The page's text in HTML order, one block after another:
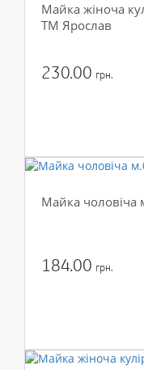
Майка жіноча
ТМ Ярослав
230.00 грн.
Майка чоловіча
184.00 грн.